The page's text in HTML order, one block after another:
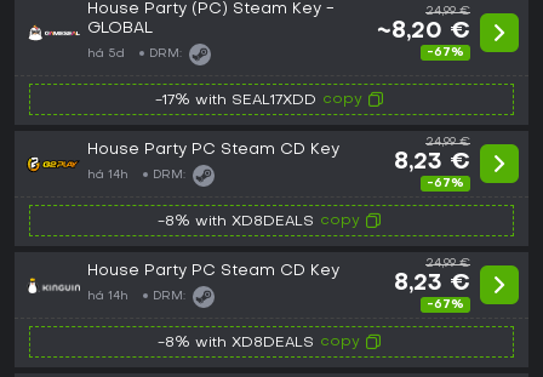
House Party (PC) Steam Key -
GLOBAL
há 5d DRM:
24,99 €
~8,20 €
-67%
-17% with SEAL17XDD copy
House Party PC Steam CD Key
há 14h DRM:
24,99 €
8,23 €
-67%
-8% with XD8DEALS copy
House Party PC Steam CD Key
há 14h DRM:
24,99 €
8,23 €
-67%
-8% with XD8DEALS copy